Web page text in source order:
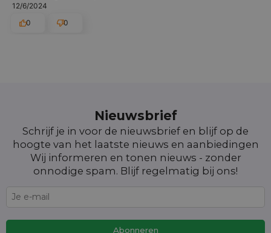
12/6/2024
0
0
Nieuwsbrief
Schrijf je in voor de nieuwsbrief en blijf op de
hoogte van het laatste nieuws en aanbiedingen
Wij informeren en tonen nieuws - zonder
onnodige spam. Blijf regelmatig bij ons!